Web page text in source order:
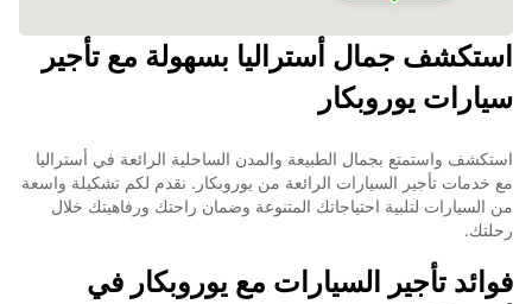
7
استكشف جمال أستراليا بسهولة مع تأجير
سيارات يوروبكار
استكشف واستمتع بجمال الطبيعة والمدن الساحلية الرائعة في أستراليا
مع خدمات تأجير السيارات الرائعة من يوروبكار. نقدم لكم تشكيلة واسعة
من السيارات لتلبية احتياجاتك المتنوعة وضمان راحتك ورفاهيتك خلال
رحلتك.
فوائد تأجير السيارات مع يوروبكار في